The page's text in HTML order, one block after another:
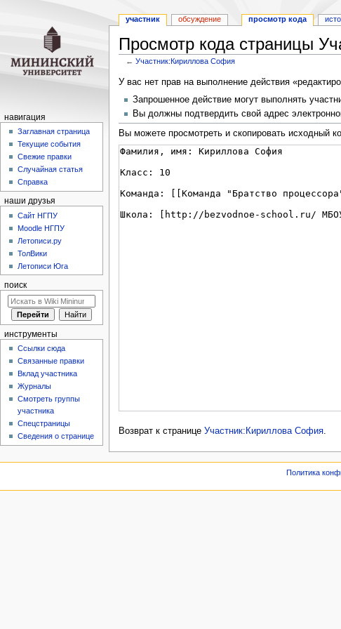
Просмотр кода страницы
←Участник:Кириллова София
Перейти
навигации
Перейти
поиску
У вас нет прав на выполнение действия
Запрошенное действие могут выполнять
Вы должны подтвердить свой адрес
Вы можете просмотреть и скопировать исходный
Возврат к странице Участник:Кириллова София.
участник обсуждение просмотр кода
навигация
Заглавная страница
Текущие события
Свежие правки
Случайная статья
Справка
наши друзья
Cайт НГПУ
Moodle НГПУ
Летописи.ру
ТолВики
Летописи Юга
поиск
инструменты
Ссылки сюда
Связанные правки
Вклад участника
Журналы
Смотреть группы
участника
Спецстраницы
Сведения о странице
Политика